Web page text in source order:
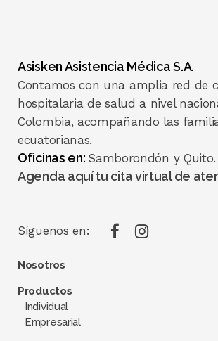
Asisken Asistencia Médica S.A.
Contamos con una amplia red de
hospitalaria de salud a nivel
Colombia, acompañando las
ecuatorianas.
Oficinas en: Samborondón y Quito.
Agenda aquí tu cita virtual de
Síguenos en:
Nosotros
Productos
Individual
Empresarial